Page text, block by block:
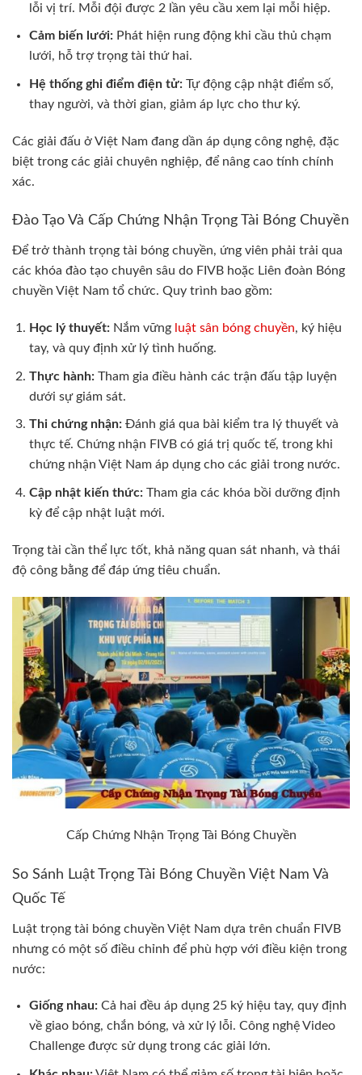
lỗi vị trí. Mỗi đội được 2 lần yêu cầu xem lại mỗi hiệp.
Cảm biến lưới:Phát hiện rung động khi cầu thủ chạm
lưới, hỗ trợ trọng tài thứ hai.
Hệ thống ghi điểm điện tử:Tự động cập nhật điểm số,
thay người, và thời gian, giảm áp lực cho thư ký.
Các giải đấu ở Việt Nam đang dần áp dụng công nghệ, đặc
biệt trong các giải chuyên nghiệp, để nâng cao tính chính
xác.
Đào Tạo Và Cấp Chứng Nhận Trọng Tài Bóng Chuyền
Để trở thành trọng tài bóng chuyền, ứng viên phải trải qua
các khóa đào tạo chuyên sâu do FIVB hoặc Liên đoàn Bóng
chuyền Việt Nam tổ chức. Quy trình bao gồm:
Học lý thuyết:Nắm vững luật sân bóng chuyền, ký hiệu
tay, và quy định xử lý tình huống.
Thực hành:Tham gia điều hành các trận đấu tập luyện
dưới sự giám sát.
Thi chứng nhận:Đánh giá qua bài kiểm tra lý thuyết và
thực tế. Chứng nhận FIVB có giá trị quốc tế, trong khi
chứng nhận Việt Nam áp dụng cho các giải trong nước.
Cập nhật kiến thức:Tham gia các khóa bồi dưỡng định
kỳ để cập nhật luật mới.
Trọng tài cần thể lực tốt, khả năng quan sát nhanh, và thái
độ công bằng để đáp ứng tiêu chuẩn.
Cấp Chứng Nhận Trọng Tài Bóng Chuyền
So Sánh Luật Trọng Tài Bóng Chuyền Việt Nam Và
Quốc Tế
Luật trọng tài bóng chuyền Việt Nam dựa trên chuẩn FIVB
nhưng có một số điều chỉnh để phù hợp với điều kiện trong
nước:
Giống nhau:Cả hai đều áp dụng 25 ký hiệu tay, quy định
về giao bóng, chắn bóng, và xử lý lỗi. Công nghệ Video
Challenge được sử dụng trong các giải lớn.